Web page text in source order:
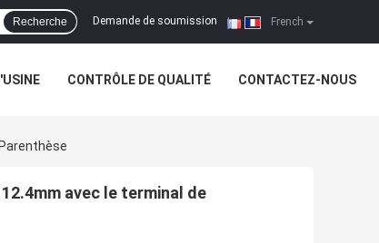
French
Demande de soumission |
Recherche
CONTRÔLE DE QUALITÉ CONTACTEZ-NOUS
avec le terminal de